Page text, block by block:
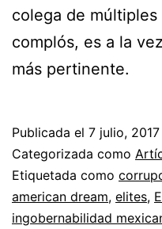
colega de
complós, es a la
más pertinente.
Publicada el 7 julio, 2017
Categorizada como
Etiquetada como
american dream, elites,
ingobernabilidad